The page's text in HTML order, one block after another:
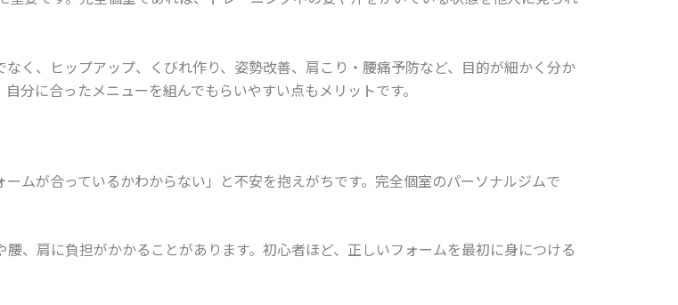
く、ヒップアップ、くびれ作り、姿勢改善、肩こり・腰痛予防など、目的が細かく分か
分に合ったメニューを組んでもらいやすい点もメリットです。
ムが合っているかわからない」と不安を抱えがちです。完全個室のパーソナルジムで
、肩に負担がかかることがあります。初心者ほど、正しいフォームを最初に身につける